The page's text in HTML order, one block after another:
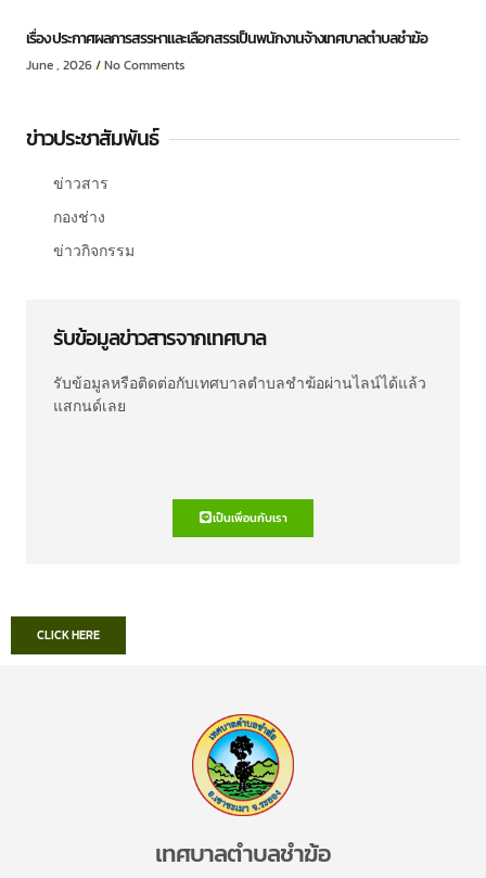
เรื่อง ประกาศผลการสรรหาและเลือกสรรเป็นพนักงานจ้างเทศบาลตำบลชำฆ้อ
June , 2026 No Comments
ข่าวประชาสัมพันธ์
ข่าวสาร
กองช่าง
ข่าวกิจกรรม
รับข้อมูลข่าวสารจากเทศบาล
รับข้อมูลหรือติดต่อกับเทศบาลตำบลชำฆ้อผ่านไลน์ได้แล้ว
แสกนด์เลย
เป็นเพื่อนกับเรา
CLICK HERE
เทศบาลตำบลชำฆ้อ